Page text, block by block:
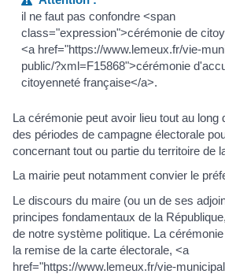
il ne faut pas confondre <span
class="expression">cérémonie de
<a href="https://www.lemeux.fr/vie-
public/?xml=F15868">cérémonie
citoyenneté française</a>.
La cérémonie peut avoir lieu tout au long
des périodes de campagne électorale
concernant tout ou partie du territoire de
La mairie peut notamment convier le
Le discours du maire (ou un de ses
principes fondamentaux de la
de notre système politique. La
la remise de la carte électorale, <a
href="https://www.lemeux.fr/vie-